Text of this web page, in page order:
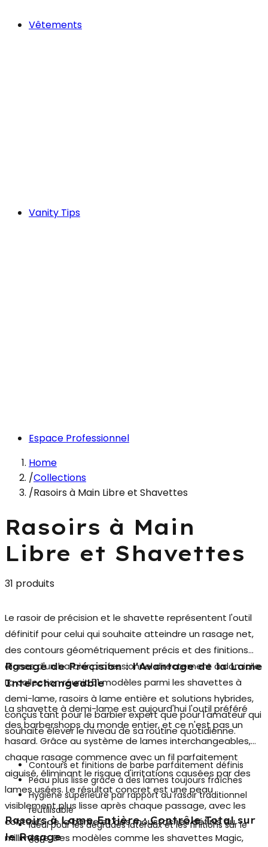
Vêtements
Vanity Tips
Espace Professionnel
Home
/Collections
/Rasoirs à Main Libre et Shavettes
Rasoirs à Main
Libre et Shavettes
31 produits
Le rasoir de précision et le shavette représentent l'outil
définitif pour celui qui souhaite atteindre un rasage net,
des contours géométriquement précis et des finitions
dignes d'un barbier professionnel directement à domicile.
La collection réunit 51 modèles parmi les shavettes à
demi-lame, rasoirs à lame entière et solutions hybrides,
conçus tant pour le barbier expert que pour l'amateur qui
souhaite élever le niveau de sa routine quotidienne.
Rasage de Précision : l'Avantage de la Lame
Interchangeable
La shavette à demi-lame est aujourd'hui l'outil préféré
des barbershops du monde entier, et ce n'est pas un
hasard. Grâce au système de lames interchangeables,
chaque rasage commence avec un fil parfaitement
aiguisé, éliminant le risque d'irritations causées par des
lames usées. Le résultat concret est une peau
visiblement plus lisse après chaque passage, avec les
contours de la barbe et des moustaches définis au
millimètre. Des modèles comme les shavettes Magic,
Contours et finitions de barbe parfaitement définis
Peau plus lisse grâce à des lames toujours fraîches
Hygiène supérieure par rapport au rasoir traditionnel
réutilisable
Idéal pour les dégradés latéraux et les finitions sur le
cou
Rasoirs à Lame Entière : Contrôle Total sur
le Rasage